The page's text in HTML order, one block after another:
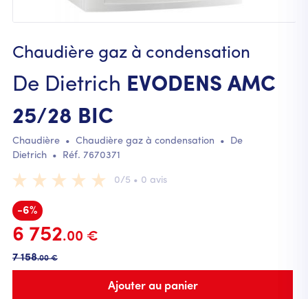
Chaudière gaz à condensation
De Dietrich EVODENS AMC
25/28 BIC
Chaudière• Chaudière gaz à condensation •
De
Dietrich• Réf. 7670371
0/5 • 0 avis
-6%
6 752.00 €
7 158.00 €